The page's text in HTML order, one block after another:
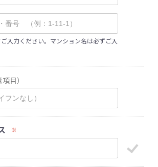
入力ください。マンション名は必ずご入
項目）
※